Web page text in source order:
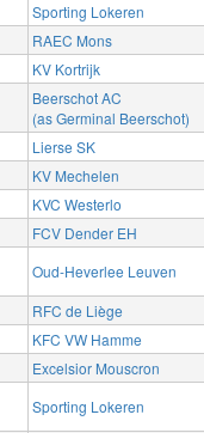
Sporting Lokeren
RAEC Mons
KV Kortrijk
Beerschot AC
(as Germinal Beerschot)
Lierse SK
KV Mechelen
KVC Westerlo
FCV Dender EH
Oud-Heverlee Leuven
RFC de Liège
KFC VW Hamme
Excelsior Mouscron
Sporting Lokeren